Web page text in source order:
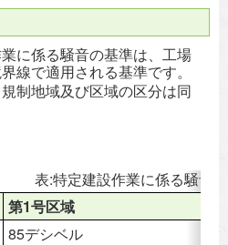
に係る騒音の基準は、工場
線で適用される基準です。
制地域及び区域の区分は同
表:特定建設作業に係る騒音
第1号区域
85デシベル